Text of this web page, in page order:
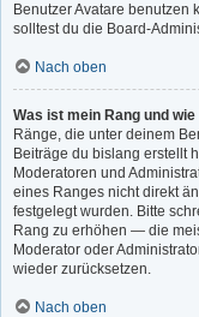
Benutzer Avatare benutzen
solltest du die Board-
Nach oben
Was ist mein Rang und
Ränge, die unter deinem
Beiträge du bislang erstellt
Moderatoren und
eines Ranges nicht direkt
festgelegt wurden. Bitte
Rang zu erhöhen — die
Moderator oder
wieder zurücksetzen.
Nach oben